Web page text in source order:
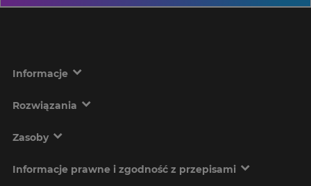
Informacje
Rozwiązania
Zasoby
Informacje prawne i zgodność z przepisami